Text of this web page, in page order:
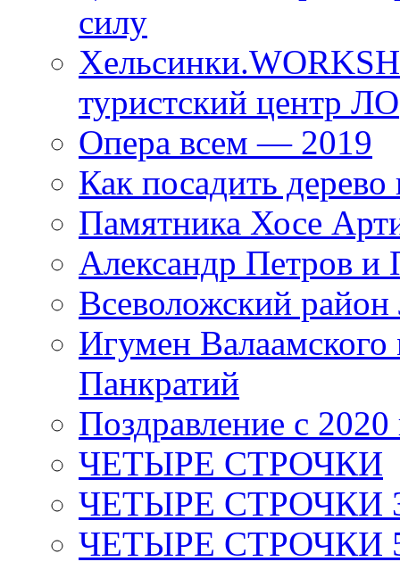
силу
туристский центр ЛО
Опера всем — 2019
Как посадить дерево
Памятника Хосе
Александр Петров и
Всеволожский район
Игумен
Панкратий
Поздравление с 2020
ЧЕТЫРЕ СТРОЧКИ
ЧЕТЫРЕ СТРОЧКИ 3
ЧЕТЫРЕ СТРОЧКИ 5